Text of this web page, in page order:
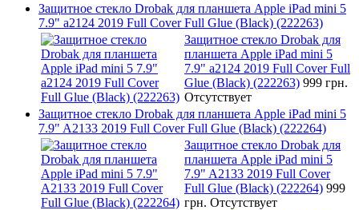
Защитное стекло Drobak для планшета Apple iPad mini 5
7.9" a2124 2019 Full Cover Full Glue (Black) (222263)
Защитное стекло Drobak для
планшета Apple iPad mini 5
7.9" a2124 2019 Full Cover Full
Glue (Black) (222263) 999 грн.
Отсутствует
Защитное стекло Drobak для планшета Apple iPad mini 5
7.9" A2133 2019 Full Cover Full Glue (Black) (222264)
Защитное стекло Drobak для
планшета Apple iPad mini 5
7.9" A2133 2019 Full Cover
Full Glue (Black) (222264) 999
грн. Отсутствует